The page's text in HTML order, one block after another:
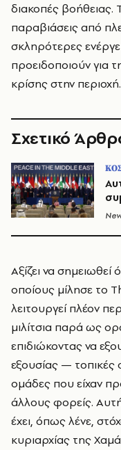
διακοπές βοήθειας.
παραβιάσεις από
σκληρότερες
προειδοποιούν για
κρίσης στην περιοχή.
Σχετικό
Αξίζει να
οποίους μίλησε το
λειτουργεί πλέον
μιλίτσια παρά ως
επιδιώκοντας να
εξουσίας — τοπικές
ομάδες που είχαν
άλλους φορείς.
έχει, όπως λένε,
κυριαρχίας της